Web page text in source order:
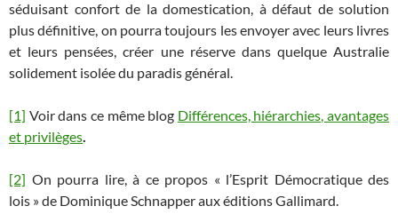
séduisant confort de la domestication, à défaut de solution
plus définitive, on pourra toujours les envoyer avec leurs livres
et leurs pensées, créer une réserve dans quelque Australie
solidement isolée du paradis général.
[1] Voir dans ce même blog Différences, hiérarchies, avantages
et privilèges.
[2] On pourra lire, à ce propos « l’Esprit Démocratique des
lois » de Dominique Schnapper aux éditions Gallimard.